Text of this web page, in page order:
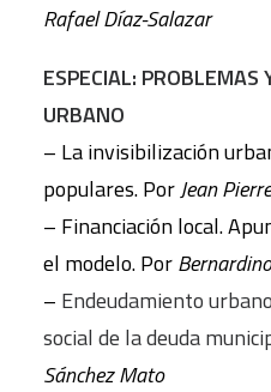
Rafael Díaz-Salazar
ESPECIAL: PROBLEMAS
URBANO
– La invisibilización
populares. PorJean
– Financiación local.
el modelo. Por
– Endeudamiento
social de la deuda
Sánchez Mato